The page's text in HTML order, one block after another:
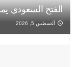
الفتح السعودي
أغسطس 5, 2026